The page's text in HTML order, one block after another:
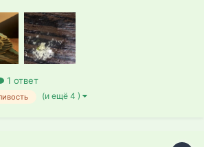
развела до 1 мл воды и дала
вечером так и сегодня утром),
раза 3,сегод...
1 ответ
(и ещё 4 )